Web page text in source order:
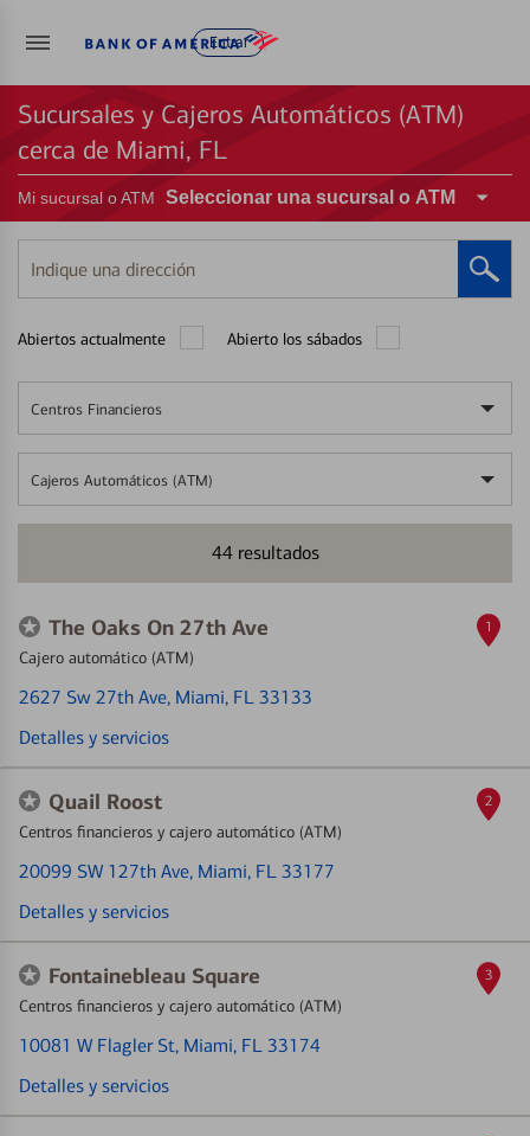
Entrar
Sucursales y Cajeros Automáticos (ATM)
cerca de Miami, FL
Mi sucursal o ATM Seleccionar una sucursal o ATM
Indique
una
Abiertos actualmente Abierto los sábados
Centros Financieros
Cajeros Automáticos (ATM)
44resultados
The Oaks On 27th Ave
Cajero automático (ATM)
2627 Sw 27th Ave, Miami, FL 33133
Detalles y servicios
1
Quail Roost
Centros financieros y cajero automático (ATM)
20099 SW 127th Ave, Miami, FL 33177
Detalles y servicios
2
Fontainebleau Square
Centros financieros y cajero automático (ATM)
10081 W Flagler St, Miami, FL 33174
Detalles y servicios
3